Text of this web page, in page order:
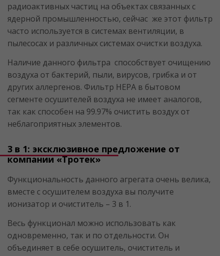
радиоактивных частиц на объектах связанных с
ядерной промышленностью, сейчас же этот фильтр
часто используется в системах вентиляции, в
пылесосах и различных системах очистки воздуха.
Наличие данного фильтра способствует очищению
воздуха от бактерий, пыли, вирусов, грибка и от
других аллергенов. Фильтр НЕРА в бытовом
сегменте осушителей воздуха не имеет аналогов,
так как способен на 99.97% очистить воздух от
неблагоприятных элементов.
3 в 1: эксклюзивное предложение от
компании «Тротек»
Функциональность данного агрегата очень велика,
вместе с осушителем воздуха вы получите
ионизатор и очиститель – 3 в 1.
Весь функционал можно использовать как
одновременно, так и по отдельности. Он
объединяет в себе осушитель, очиститель и